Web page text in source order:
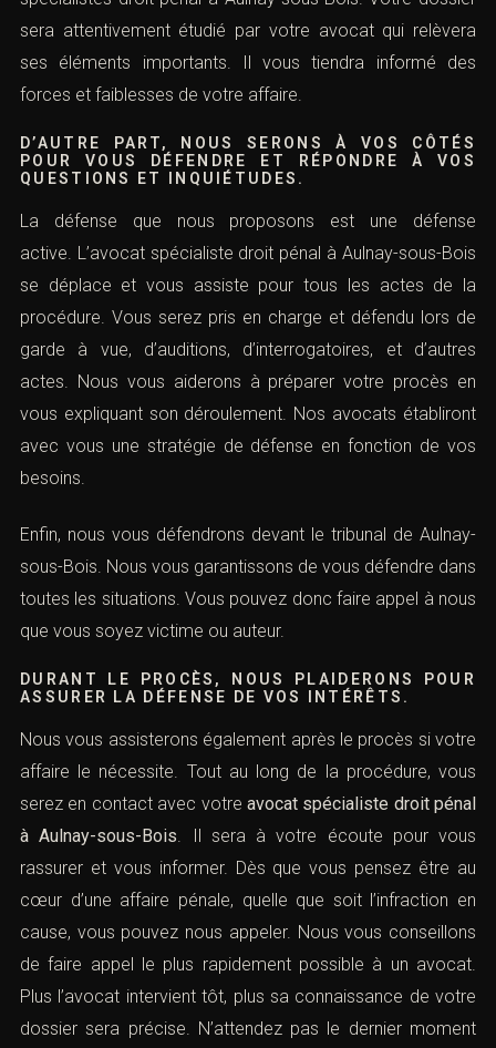
sera attentivement étudié par votre avocat qui relèvera
ses éléments importants. Il vous tiendra informé des
forces et faiblesses de votre affaire.
D’AUTRE PART, NOUS SERONS À VOS CÔTÉS
POUR VOUS DÉFENDRE ET RÉPONDRE À VOS
QUESTIONS ET INQUIÉTUDES.
La défense que nous proposons est une défense
active. L’avocat spécialiste droit pénal à Aulnay-sous-Bois
se déplace et vous assiste pour tous les actes de la
procédure. Vous serez pris en charge et défendu lors de
garde à vue, d’auditions, d’interrogatoires, et d’autres
actes. Nous vous aiderons à préparer votre procès en
vous expliquant son déroulement. Nos avocats établiront
avec vous une stratégie de défense en fonction de vos
besoins.
Enfin, nous vous défendrons devant le tribunal de Aulnay-
sous-Bois. Nous vous garantissons de vous défendre dans
toutes les situations. Vous pouvez donc faire appel à nous
que vous soyez victime ou auteur.
DURANT LE PROCÈS, NOUS PLAIDERONS POUR
ASSURER LA DÉFENSE DE VOS INTÉRÊTS.
Nous vous assisterons également après le procès si votre
affaire le nécessite. Tout au long de la procédure, vous
serez en contact avec votre avocat spécialiste droit pénal
à Aulnay-sous-Bois. Il sera à votre écoute pour vous
rassurer et vous informer. Dès que vous pensez être au
cœur d’une affaire pénale, quelle que soit l’infraction en
cause, vous pouvez nous appeler. Nous vous conseillons
de faire appel le plus rapidement possible à un avocat.
Plus l’avocat intervient tôt, plus sa connaissance de votre
dossier sera précise. N’attendez pas le dernier moment